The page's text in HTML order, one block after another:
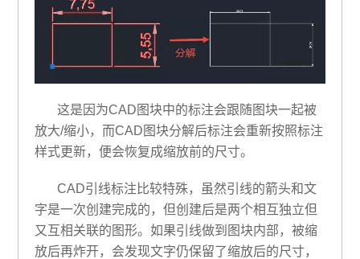
这是因为CAD图块中的标注会跟随图块一起被
放大/缩小，而CAD图块分解后标注会重新按照标注
样式更新，便会恢复成缩放前的尺寸。
CAD引线标注比较特殊，虽然引线的箭头和文
字是一次创建完成的，但创建后是两个相互独立但
又互相关联的图形。如果引线做到图块内部，被缩
放后再炸开，会发现文字仍保留了缩放后的尺寸，